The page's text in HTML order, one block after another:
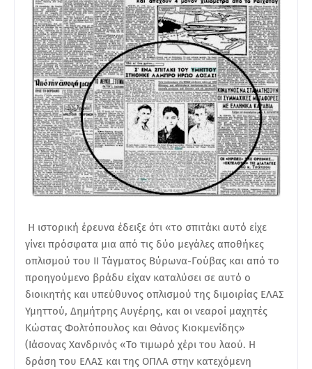
Η ιστορική έρευνα έδειξε ότι «το σπιτάκι αυτό είχε
γίνει πρόσφατα μια από τις δύο μεγάλες αποθήκες
οπλισμού του ΙΙ Τάγματος Βύρωνα-Γούβας και από το
προηγούμενο βράδυ είχαν καταλύσει σε αυτό ο
διοικητής και υπεύθυνος οπλισμού της διμοιρίας ΕΛΑΣ
Υμηττού, Δημήτρης Αυγέρης, και οι νεαροί μαχητές
Κώστας Φολτόπουλος και Θάνος Κιοκμενίδης»
(Ιάσονας Χανδρινός «Το τιμωρό χέρι του λαού. Η
δράση του ΕΛΑΣ και της ΟΠΛΑ στην κατεχόμενη